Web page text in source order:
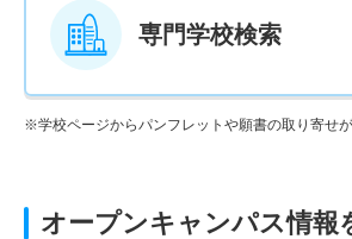
専門学校検索
※学校ページからパンフレットや願書の取り寄せが
オープンキャンパス情報